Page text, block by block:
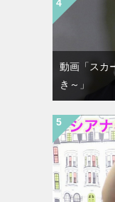
動画「スカ
き～」